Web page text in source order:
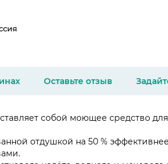
Оставьте отзыв
собой моющее средство для
отдушкой на 50 %